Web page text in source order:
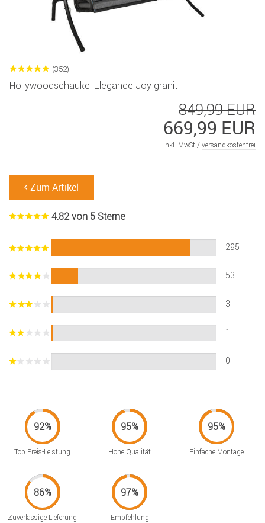
(352)
Hollywoodschaukel Elegance Joy granit
849,99 EUR
669,99 EUR
inkl. MwSt / versandkostenfrei
Zum Artikel
4.82 von 5 Sterne
295
53
3
1
0
Top Preis-Leistung Hohe Qualität Einfache Montage
Zuverlässige Lieferung Empfehlung